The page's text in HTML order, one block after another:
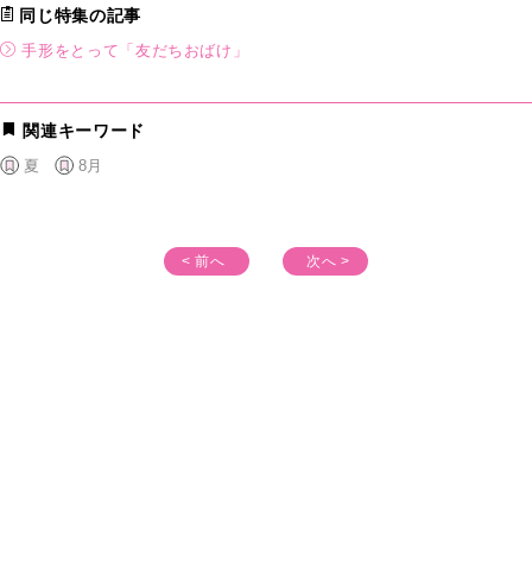
同じ特集の記事
手形をとって「友だちおばけ」
関連キーワード
夏 8月
< 前へ 次へ >